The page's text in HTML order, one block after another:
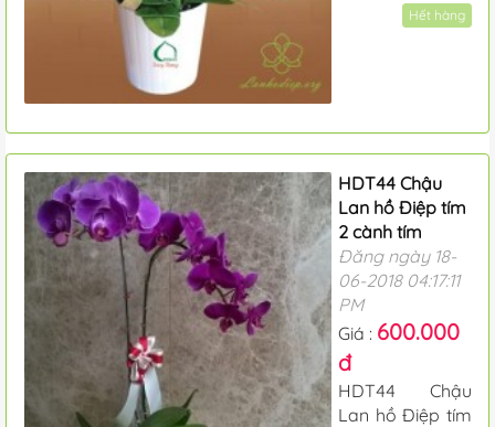
Hết hàng
HDT44 Chậu
Lan hồ Điệp tím
2 cành tím
Đăng ngày 18-
06-2018 04:17:11
PM
Giá : 600.000
đ
HDT44 Chậu
Lan hồ Điệp tím